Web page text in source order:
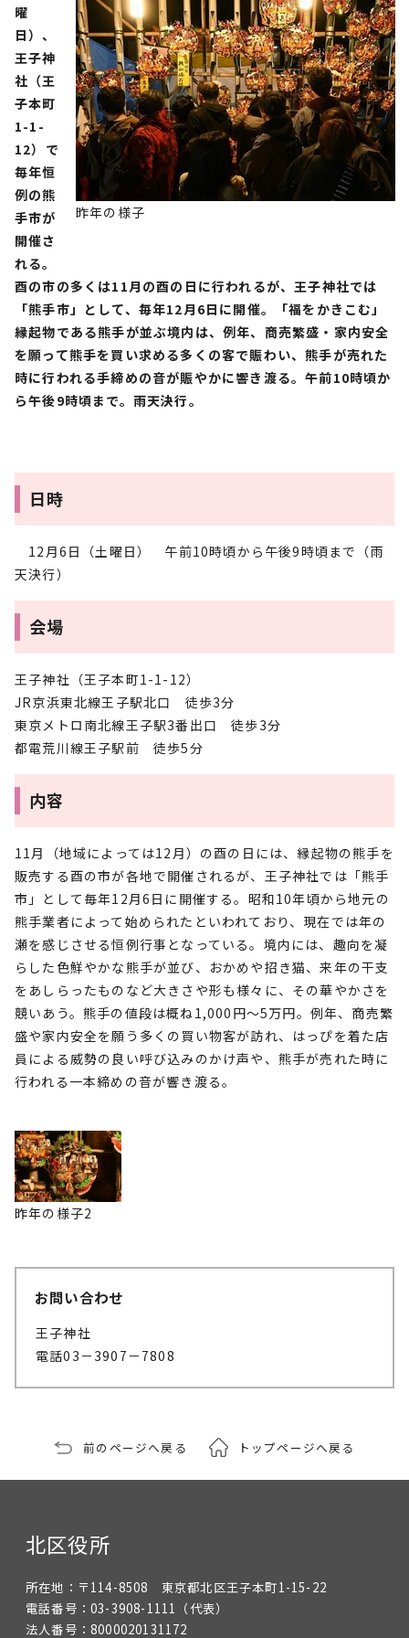
昨年の様子
曜
日）、
王子神
社（王
子本町
1-1-
12）で
毎年恒
例の熊
手市が
開催さ
れる。
酉の市の多くは11月の酉の日に行われるが、王子神社では
「熊手市」として、毎年12月6日に開催。「福をかきこむ」
縁起物である熊手が並ぶ境内は、例年、商売繁盛・家内安全
を願って熊手を買い求める多くの客で賑わい、熊手が売れた
時に行われる手締めの音が賑やかに響き渡る。午前10時頃か
ら午後9時頃まで。雨天決行。
日時
12月6日（土曜日） 午前10時頃から午後9時頃まで（雨
天決行）
会場
王子神社（王子本町1-1-12）
JR京浜東北線王子駅北口 徒歩3分
東京メトロ南北線王子駅3番出口 徒歩3分
都電荒川線王子駅前 徒歩5分
内容
11月（地域によっては12月）の酉の日には、縁起物の熊手を
販売する酉の市が各地で開催されるが、王子神社では「熊手
市」として毎年12月6日に開催する。昭和10年頃から地元の
熊手業者によって始められたといわれており、現在では年の
瀬を感じさせる恒例行事となっている。境内には、趣向を凝
らした色鮮やかな熊手が並び、おかめや招き猫、来年の干支
をあしらったものなど大きさや形も様々に、その華やかさを
競いあう。熊手の値段は概ね1,000円～5万円。例年、商売繁
盛や家内安全を願う多くの買い物客が訪れ、はっぴを着た店
員による威勢の良い呼び込みのかけ声や、熊手が売れた時に
行われる一本締めの音が響き渡る。
昨年の様子2
お問い合わせ
王子神社
電話03－3907－7808
前のページへ戻る トップページへ戻る
北区役所
所在地： 〒114-8508 東京都北区王子本町1-15-22
電話番号： 03-3908-1111 （代表）
法人番号： 8000020131172